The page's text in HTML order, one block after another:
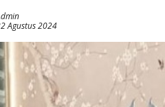
Agustus 2024